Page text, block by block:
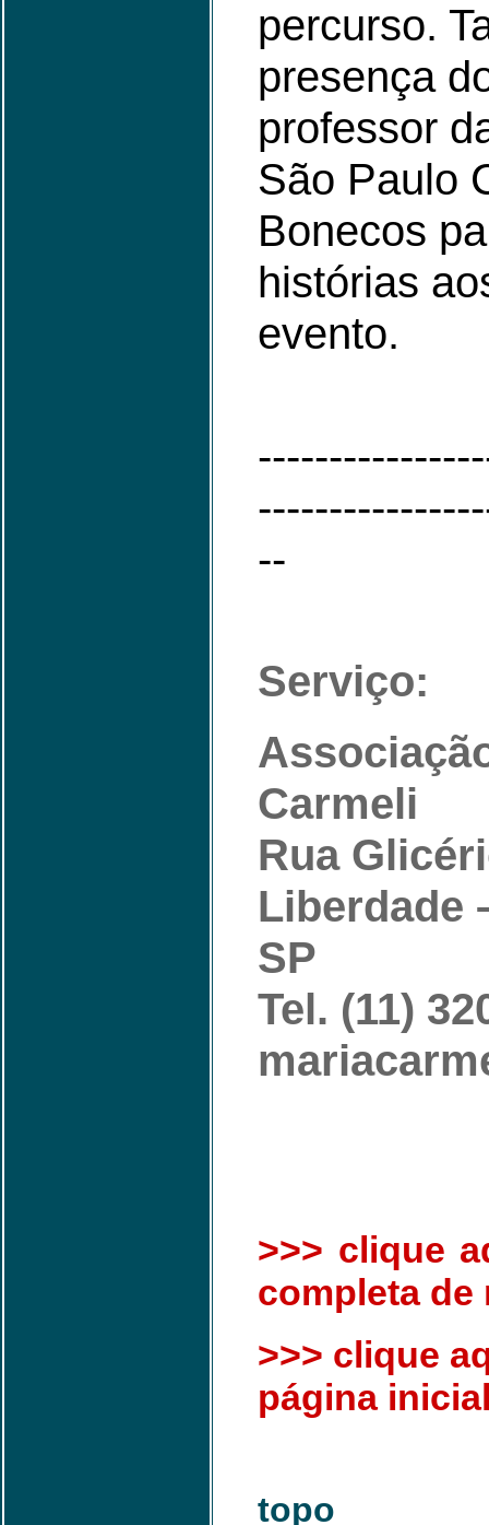
percurso.
presença
professor
São Paulo
Bonecos
histórias
evento.
--
Serviço:
Carmeli
Rua
Liberdade
SP
Tel. (11)
>>> clique
completa de
>>> clique
página
topo